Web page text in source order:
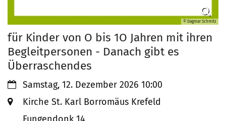
© Dagmar Schmitz
für Kinder von O bis 1O Jahren mit ihren
Begleitpersonen - Danach gibt es
Überraschendes
Datum:Samstag, 12. Dezember 2026 10:00
Ort: Kirche St. Karl Borromäus Krefeld